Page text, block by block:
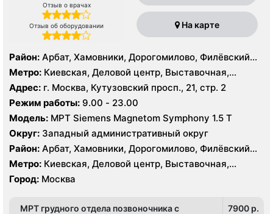
Отзыв о врачах
Отзыв об оборудовании На карте
Район: Арбат, Хамовники, Дорогомилово, Филёвский
Парк
Метро: Киевская, Деловой центр, Выставочная,
Краснопресненская, Парк Победы, Смоленская,
Студенческая, Фили
Адрес: г. Москва, Кутузовский просп., 21, стр. 2
Режим работы: 9.00 - 23.00
Модель: МРТ Siemens Magnetom Symphony 1.5 Т
Округ: Западный административный округ
Район: Арбат, Хамовники, Дорогомилово, Филёвский
Парк
Метро: Киевская, Деловой центр, Выставочная,
Краснопресненская, Парк Победы, Смоленская,
Студенческая, Фили
Город: Москва
МРТ грудного отдела позвоночника с 7900 p.